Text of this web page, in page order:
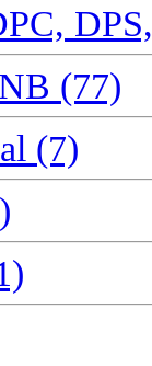
(77)
(7)